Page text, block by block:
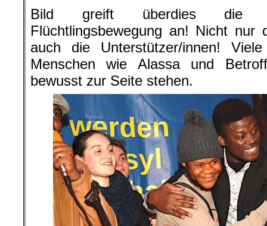
Bild greift überdies die
Flüchtlingsbewegung an! Nicht nur
auch die Unterstützer/innen!
Menschen wie Alassa und
bewusst zur Seite stehen.